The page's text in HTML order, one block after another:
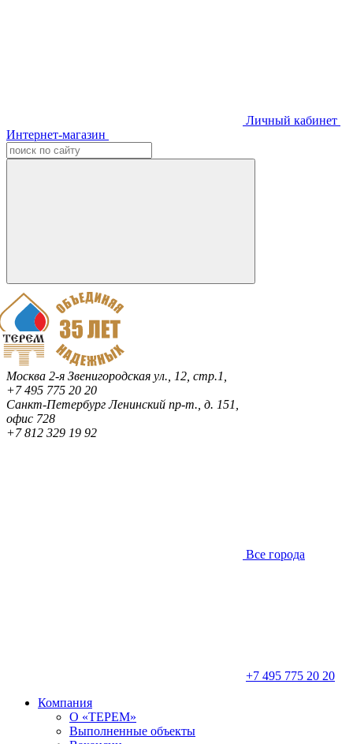
Личный кабинет
Интернет-магазин
Москва 2-я Звенигородская ул., 12, стр.1,
+7 495 775 20 20
Санкт-ПетербургЛенинский пр-т., д. 151,
офис 728
+7 812 329 19 92
Все города
+7 495 775 20 20
Компания
О «ТЕРЕМ»
Выполненные объекты